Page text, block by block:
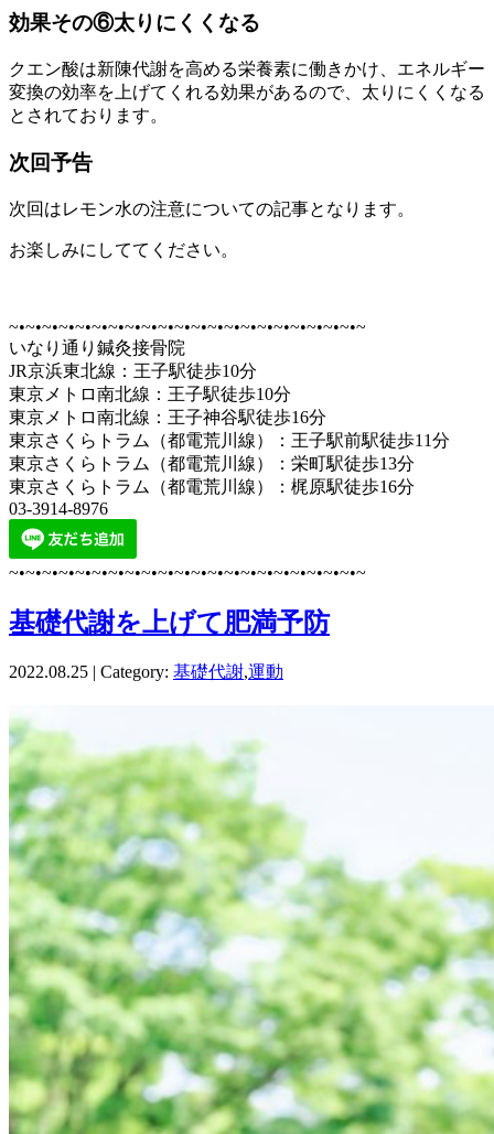
効果その⑥太りにくくなる
クエン酸は新陳代謝を高める栄養素に働きかけ、エネルギー
変換の効率を上げてくれる効果があるので、太りにくくなる
とされております。
次回予告
次回はレモン水の注意についての記事となります。
お楽しみにしててください。
~•~•~•~•~•~•~•~•~•~•~•~•~•~•~•~•~•~•~•~•~•~
いなり通り鍼灸接骨院
JR京浜東北線：王子駅徒歩10分
東京メトロ南北線：王子駅徒歩10分
東京メトロ南北線：王子神谷駅徒歩16分
東京さくらトラム（都電荒川線）：王子駅前駅徒歩11分
東京さくらトラム（都電荒川線）：栄町駅徒歩13分
東京さくらトラム（都電荒川線）：梶原駅徒歩16分
03-3914-8976
~•~•~•~•~•~•~•~•~•~•~•~•~•~•~•~•~•~•~•~•~•~
基礎代謝を上げて肥満予防
2022.08.25 | Category: 基礎代謝,運動